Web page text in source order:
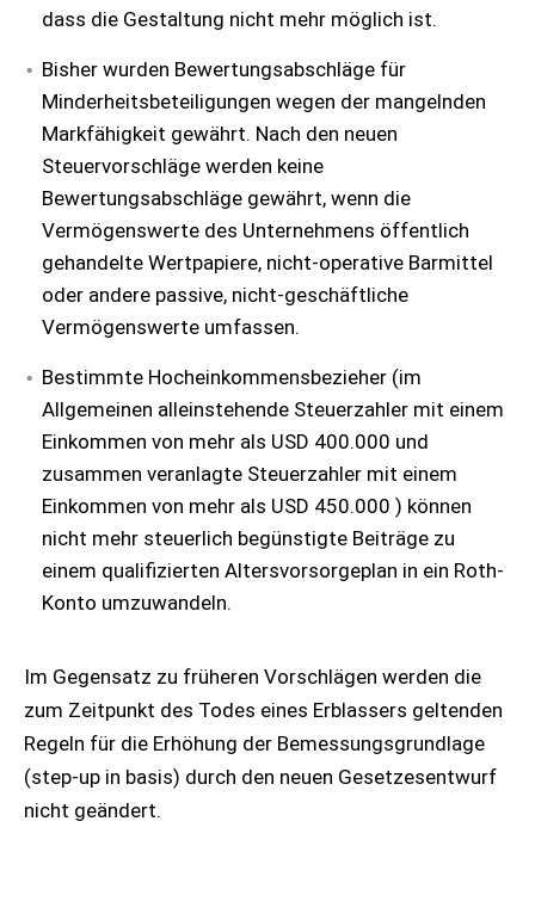
dass die Gestaltung nicht mehr möglich ist.
Bisher wurden Bewertungsabschläge für
Minderheitsbeteiligungen wegen der mangelnden
Markfähigkeit gewährt. Nach den neuen
Steuervorschläge werden keine
Bewertungsabschläge gewährt, wenn die
Vermögenswerte des Unternehmens öffentlich
gehandelte Wertpapiere, nicht-operative Barmittel
oder andere passive, nicht-geschäftliche
Vermögenswerte umfassen.
Bestimmte Hocheinkommensbezieher (im
Allgemeinen alleinstehende Steuerzahler mit einem
Einkommen von mehr als USD 400.000 und
zusammen veranlagte Steuerzahler mit einem
Einkommen von mehr als USD 450.000 ) können
nicht mehr steuerlich begünstigte Beiträge zu
einem qualifizierten Altersvorsorgeplan in ein Roth-
Konto umzuwandeln.
Im Gegensatz zu früheren Vorschlägen werden die
zum Zeitpunkt des Todes eines Erblassers geltenden
Regeln für die Erhöhung der Bemessungsgrundlage
(step-up in basis) durch den neuen Gesetzesentwurf
nicht geändert.